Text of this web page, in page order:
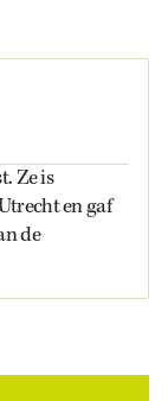
Ze is
en gaf
de